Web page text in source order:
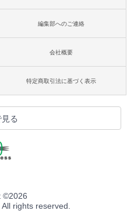
編集部へのご連絡
会社概要
特定商取引法に基づく表示
る
©2026
rights reserved.